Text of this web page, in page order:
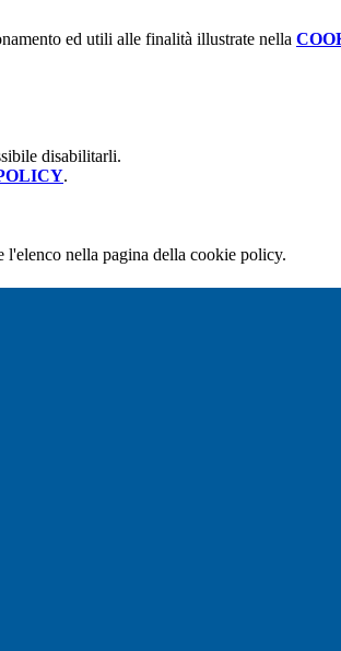
ed utili alle finalità illustrate nella
disabilitarli.
.
l'elenco nella pagina della cookie policy.